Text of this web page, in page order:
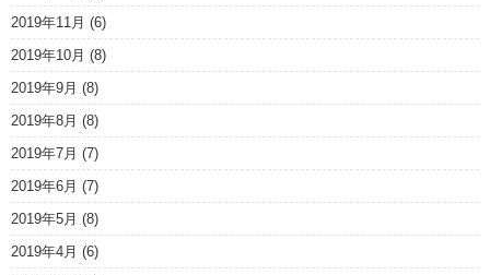
2019年11月 (6)
2019年10月 (8)
2019年9月 (8)
2019年8月 (8)
2019年7月 (7)
2019年6月 (7)
2019年5月 (8)
2019年4月 (6)